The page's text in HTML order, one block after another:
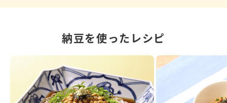
納豆を使ったレシピ